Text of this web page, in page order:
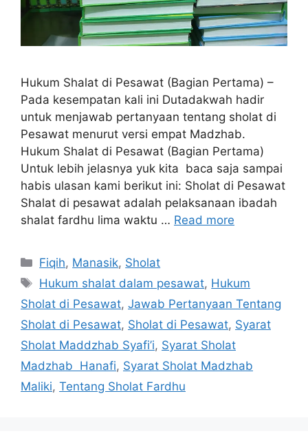
Hukum Shalat di Pesawat (Bagian Pertama) –
Pada kesempatan kali ini Dutadakwah hadir
untuk menjawab pertanyaan tentang sholat di
Pesawat menurut versi empat Madzhab.
Hukum Shalat di Pesawat (Bagian Pertama)
Untuk lebih jelasnya yuk kita baca saja sampai
habis ulasan kami berikut ini: Sholat di Pesawat
Shalat di pesawat adalah pelaksanaan ibadah
shalat fardhu lima waktu … Read more
Categories
Fiqih, Manasik, Sholat
Tags
Hukum shalat dalam pesawat, Hukum
Sholat di Pesawat, Jawab Pertanyaan Tentang
Sholat di Pesawat, Sholat di Pesawat, Syarat
Sholat Maddzhab Syafi’i, Syarat Sholat
Madzhab Hanafi, Syarat Sholat Madzhab
Maliki, Tentang Sholat Fardhu